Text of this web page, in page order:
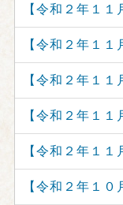
【令和２年１
【令和２年１
【令和２年１
【令和２年１
【令和２年１
【令和２年１